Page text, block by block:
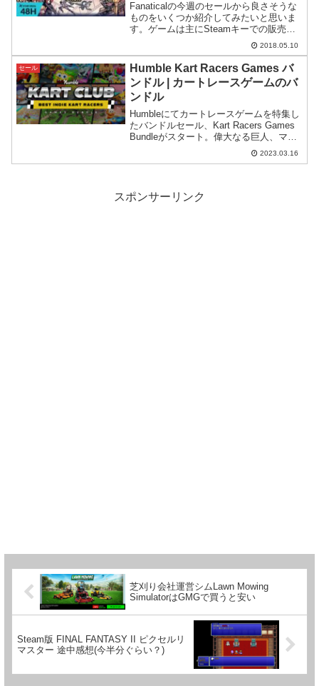
も22%OFFなどなど
Fanaticalの今週のセールから良さそうな
ものをいくつか紹介してみたいと思いま
す。ゲームは主にSteamキーでの販売で
すが、一部異なります。リリースされた
ばかりのPillars of Eternity II: Deadfireが
22%O...
2018.05.10
セール
Humble Kart Racers Games バ
ンドル | カートレースゲームのバ
ンドル
Humbleにてカートレースゲームを特集し
たバンドルセール、Kart Racers Games
Bundleがスタート。偉大なる巨人、マリ
オカートという存在に挑むジャンルでは
ありますが、各ゲーム色々と個性を出し
2023.03.16
スポンサーリンク
芝刈り会社運営シムLawn Mowing
SimulatorはGMGで買うと安い
Steam版 FINAL FANTASY II ピクセルリ
マスター 途中感想(今半分ぐらい？)